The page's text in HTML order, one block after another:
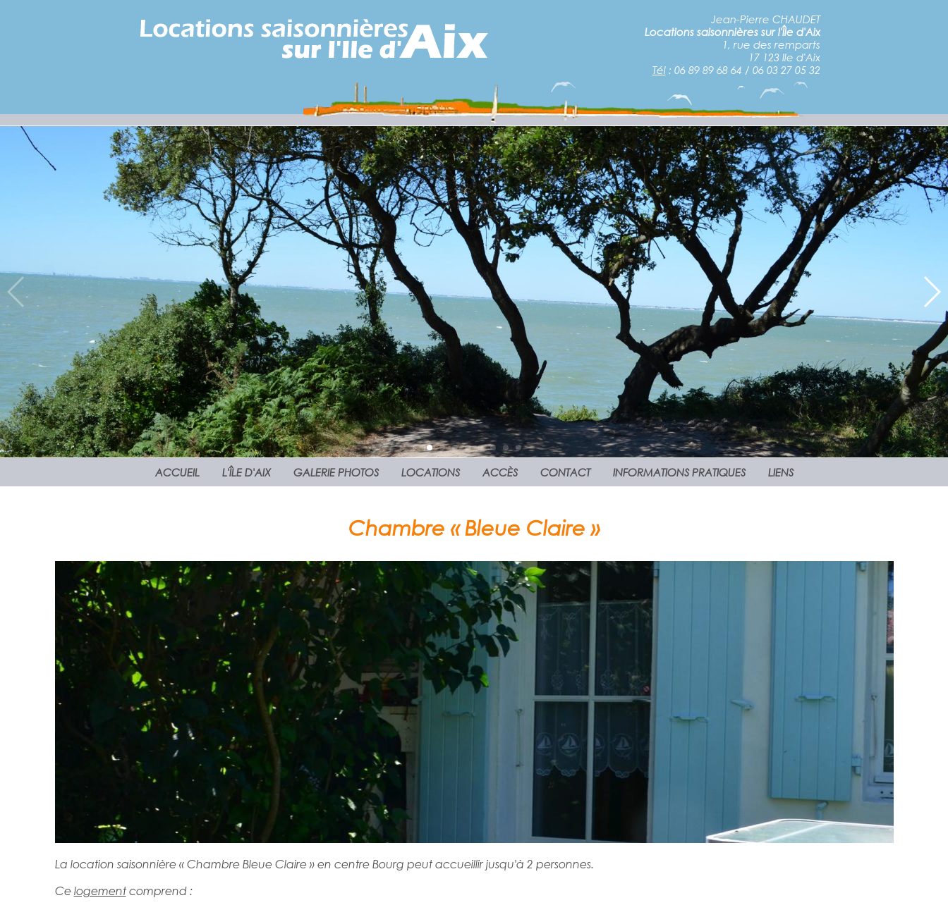
Jean-Pierre CHAUDET
Locations saisonnières sur l'Île d'Aix
1, rue des remparts
17 123 Ile d'Aix
Tél: 06 89 89 68 64 / 06 03 27 05 32
ACCUEIL L'ÎLE D'AIX GALERIE PHOTOS LOCATIONS ACCÈS CONTACT INFORMATIONS PRATIQUES LIENS
Chambre « Bleue Claire »
La location saisonnière « Chambre Bleue Claire » en centre Bourg peut accueillir jusqu'à 2 personnes.
Ce logementcomprend :